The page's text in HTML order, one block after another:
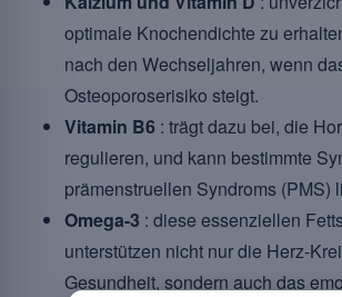
optimale Knochendichte zu
nach den Wechseljahren, wenn
Osteoporoserisiko steigt.
Vitamin B6 : trägt dazu bei, die
regulieren, und kann bestimmte
prämenstruellen Syndroms (PMS)
Omega-3 : diese essenziellen
unterstützen nicht nur die Herz-
Gesundheit, sondern auch das